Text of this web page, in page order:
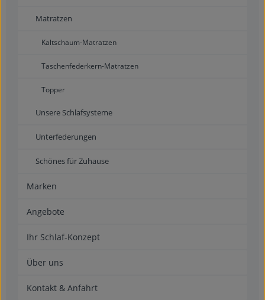
Matratzen
Kaltschaum-Matratzen
Taschenfederkern-Matratzen
Topper
Unsere Schlafsysteme
Unterfederungen
Schönes für Zuhause
Marken
Angebote
Ihr Schlaf-Konzept
Über uns
Kontakt & Anfahrt